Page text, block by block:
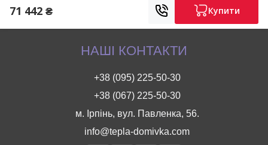
71 442 ₴ Купити
НАШІ КОНТАКТИ
+38 (095) 225-50-30
+38 (067) 225-50-30
м. Ірпінь, вул. Павленка, 56.
info@tepla-domivka.com